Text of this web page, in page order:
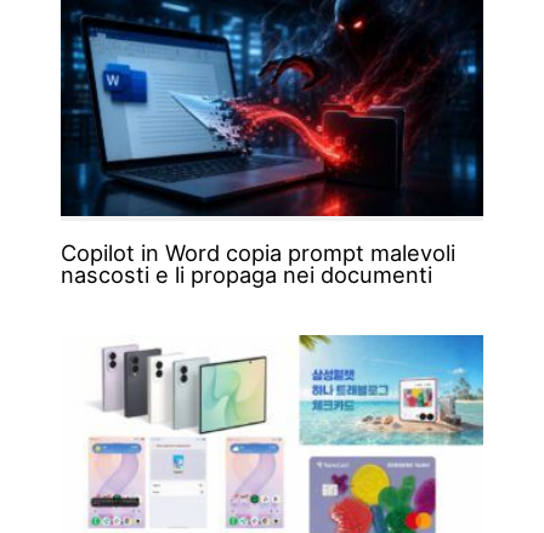
Copilot in Word copia prompt malevoli
nascosti e li propaga nei documenti